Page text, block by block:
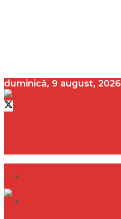
duminică, 9 august, 2026